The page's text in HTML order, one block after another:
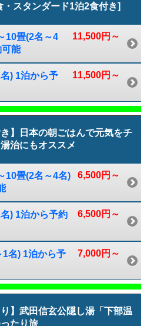
スタンダード1泊2食付き]
11,500円～
10畳(2名～4
能
11,500円～
) 1泊から予
き】日本の朝ごはんで元気をチ
治にもオススメ
6,500円～
10畳(2名～4名)
6,500円～
) 1泊から予約
7,000円～
名) 1泊から予
り】武田信玄公隠し湯「下部温
たり旅